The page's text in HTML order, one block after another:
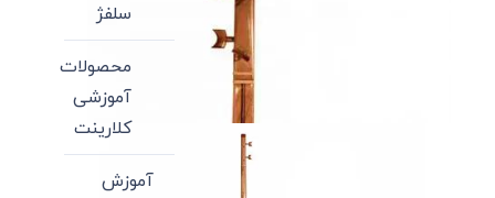
سلفژ
محصولات
آموزشی
کلارینت
آموزش